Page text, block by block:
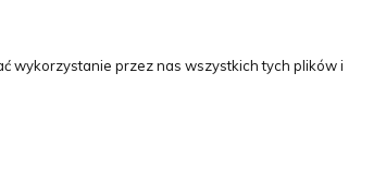
wykorzystanie przez nas wszystkich tych plików i